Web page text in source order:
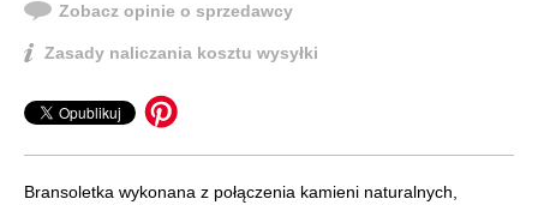
Zobacz opinie o sprzedawcy
Zasady naliczania kosztu wysyłki
Bransoletka wykonana z połączenia kamieni naturalnych,